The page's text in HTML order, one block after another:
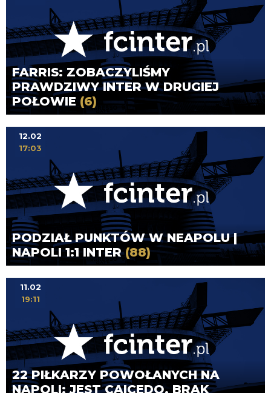
FARRIS: ZOBACZYLIŚMY
PRAWDZIWY INTER W DRUGIEJ
POŁOWIE (6)
PODZIAŁ PUNKTÓW W NEAPOLU |
NAPOLI 1:1 INTER(88)
12.02
17:03
22 PIŁKARZY POWOŁANYCH NA
NAPOLI; JEST CAICEDO, BRAK
11.02
19:11